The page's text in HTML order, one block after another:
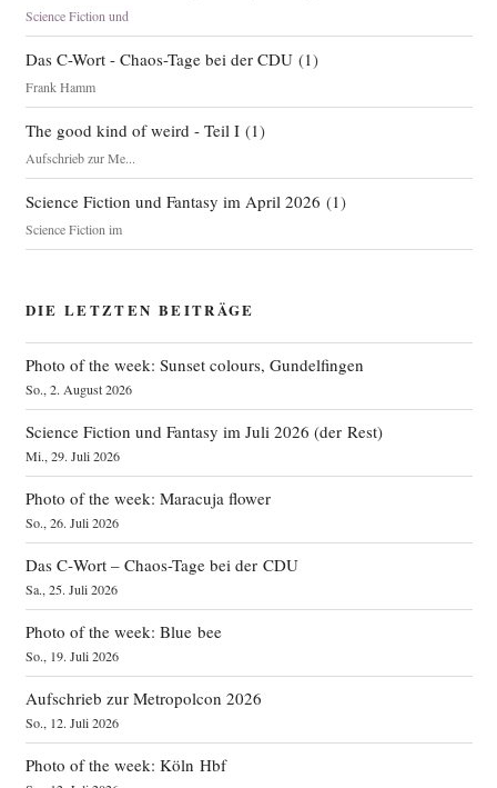
Science Fiction und
Das C-Wort - Chaos-Tage bei der CDU(1)
Frank Hamm
The good kind of weird - Teil I(1)
Aufschrieb zur Me...
Science Fiction und Fantasy im April 2026 (1)
Science Fiction im
DIE LETZTEN BEITRÄGE
Photo of the week: Sunset colours, Gundelfingen
So., 2. August 2026
Science Fiction und Fantasy im Juli 2026 (der Rest)
Mi., 29. Juli 2026
Photo of the week: Maracuja flower
So., 26. Juli 2026
Das C‑Wort – Chaos-Tage bei der CDU
Sa., 25. Juli 2026
Photo of the week: Blue bee
So., 19. Juli 2026
Aufschrieb zur Metropolcon 2026
So., 12. Juli 2026
Photo of the week: Köln Hbf